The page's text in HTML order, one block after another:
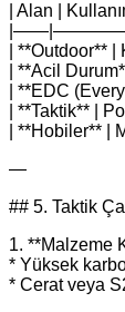
| Alan |
| **Outdoor** |
| **Acil
| **EDC
| **Taktik** |
| **Hobiler** |
—
## 5. Taktik
1. **Malzeme
* Yüksek
* Cerat veya